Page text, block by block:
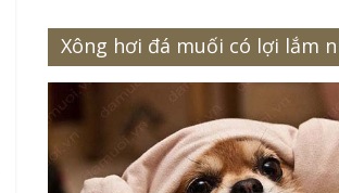
Xông hơi đá muối có lợi lắm